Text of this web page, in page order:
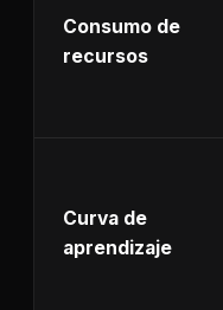
Consumo de
recursos
Curva de
aprendizaje